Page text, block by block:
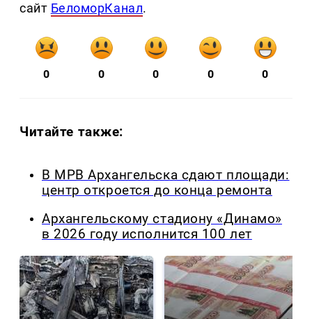
сайт БеломорКанал.
0 0 0 0 0
Читайте также:
В МРВ Архангельска сдают площади:
центр откроется до конца ремонта
Архангельскому стадиону «Динамо»
в 2026 году исполнится 100 лет